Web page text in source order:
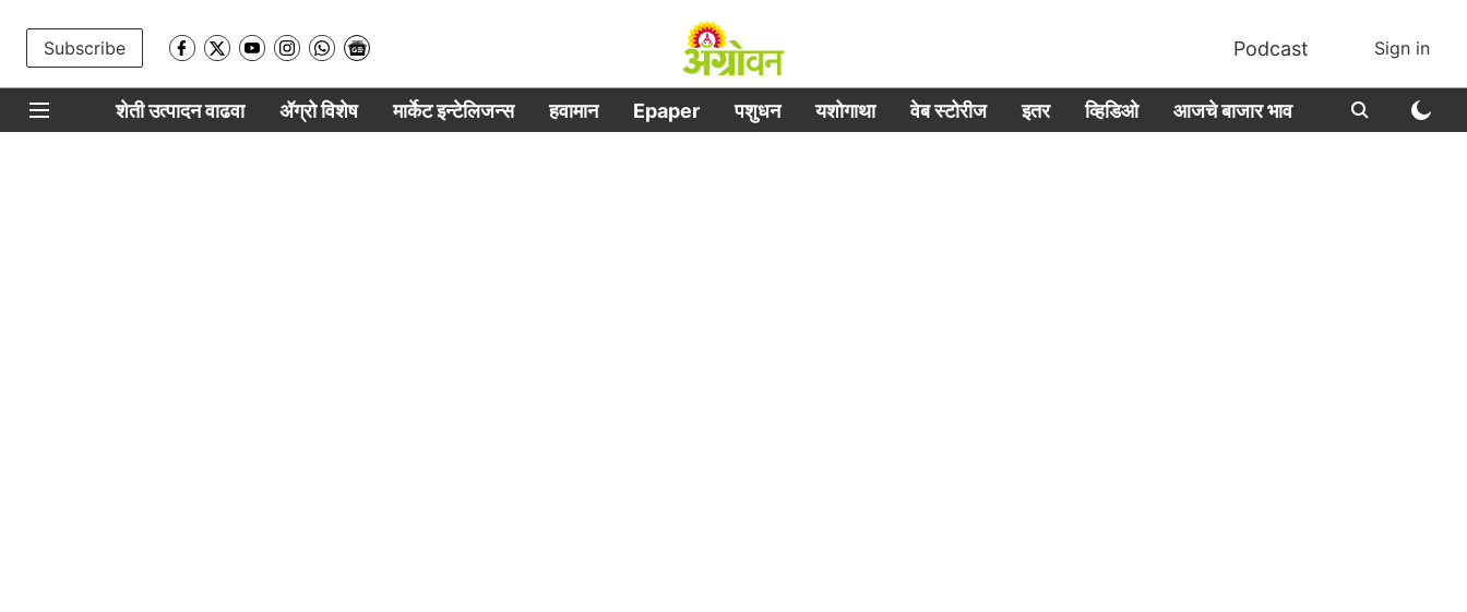
Subscribe Podcast Sign in
शेती उत्पादन वाढवा ॲग्रो विशेष मार्केट इन्टेलिजन्स हवामान Epaper पशुधन यशोगाथा वेब स्टोरीज इतर व्हिडिओ आजचे बाजार भाव